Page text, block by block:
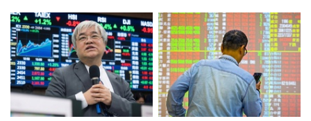
賣！力積電漲停原因曝光